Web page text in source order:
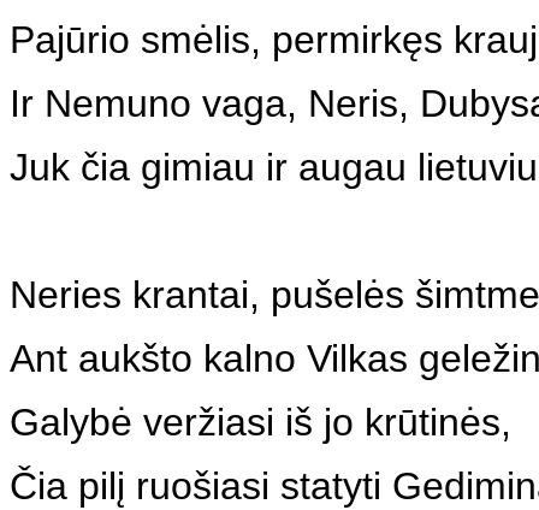
Pajūrio smėlis, permirkęs
Ir Nemuno vaga, Neris,
Juk čia gimiau ir augau
Neries krantai, pušelės
Ant aukšto kalno Vilkas
Galybė veržiasi iš jo krūtinės,
Čia pilį ruošiasi statyti